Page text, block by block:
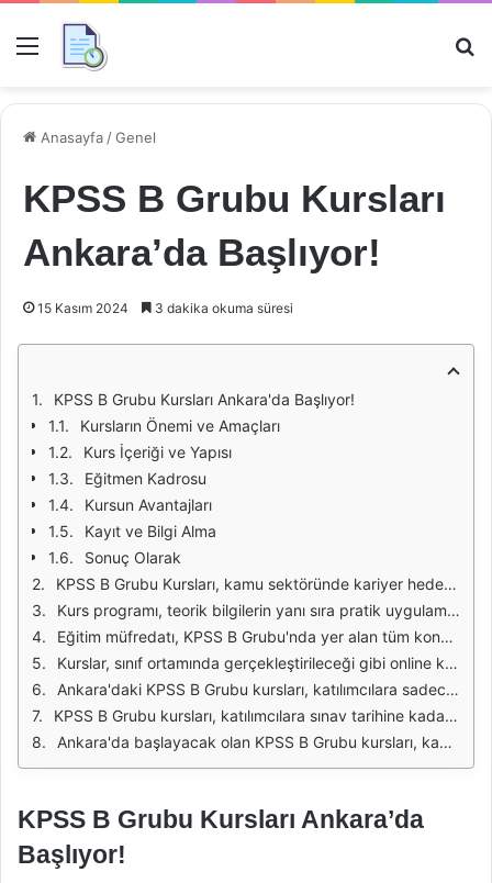
Menü
Anasayfa /Genel
KPSS B Grubu Kursları
Ankara’da Başlıyor!
15 Kasım 2024 3 dakika okuma süresi
KPSS B Grubu Kursları Ankara'da Başlıyor!
Kursların Önemi ve Amaçları
Kurs İçeriği ve Yapısı
Eğitmen Kadrosu
Kursun Avantajları
Kayıt ve Bilgi Alma
Sonuç Olarak
KPSS B Grubu Kursları, kamu sektöründe kariyer hedefleyenler için önemli bir fırsat sunmaktadır. Ankara'da başlayacak olan bu kurslar, katılımcılara kapsamlı bir eğitim programı sunarak, KPSS sınavında başarılı olma şansını artırmayı amaçlıyor. Kurslar, uzman eğitmenler tarafından verilecek olup, katılımcıların sınavın tüm aşamalarına hazırlıklı olmaları sağlanacaktır.
Kurs programı, teorik bilgilerin yanı sıra pratik uygulamalara da odaklanarak, katılımcıların gerçek sınav koşullarına daha iyi adapte olmalarını hedefliyor. Eğitim sürecinde, deneme sınavları ve bireysel geri bildirimlerle katılımcıların eksik oldukları alanlar tespit edilerek, bu alanlarda geliştirmeleri sağlanacaktır. Ankara'daki kurslar, hem yeni başlayanlara hem de daha önce KPSS'ye girmiş ancak başarısını artırmak isteyenler için uygun bir ortam sunacak.
Eğitim müfredatı, KPSS B Grubu'nda yer alan tüm konuları kapsayacak şekilde düzenlenmiştir. Genel yetenek, genel kültür, güncel bilgiler ve alan bilgisi gibi temel derslerin yanı sıra, sınav stratejileri ve zaman yönetimi gibi kritik beceriler de katılımcılara aktarılacaktır. Bu sayede, katılımcılar sadece bilgilerini değil, aynı zamanda sınavda nasıl daha verimli olabileceklerini de öğreneceklerdir.
Kurslar, sınıf ortamında gerçekleştirileceği gibi online katılım imkanı da sunarak, farklı öğrenme stillerine ve zaman kısıtlamalarına uygun hale getirilecektir. Katılımcılar, kendi rahatlıklarına göre yüz yüze eğitim alabilecekleri gibi, uzaktan eğitim ile de derslere katılabilecekler. Bu esneklik, kursa katılımı artırmayı ve daha fazla kişinin bu önemli fırsattan yararlanmasını sağlamayı amaçlıyor.
Ankara'daki KPSS B Grubu kursları, katılımcılara sadece akademik bilgi değil, aynı zamanda motivasyon ve destek de sunmayı hedefliyor. Eğitmenler, katılımcıların moral ve motivasyonlarını yüksek tutmak için çeşitli seminerler ve etkinlikler düzenleyeceklerdir. Bu tür etkinlikler, katılımcıların birbirleriyle etkileşimde bulunmalarını ve deneyimlerini paylaşmalarını teşvik edecektir.
KPSS B Grubu kursları, katılımcılara sınav tarihine kadar sürekli bir destek sağlayarak, her aşamada yanlarında olacaktır. Kurs süresince oluşturulan destek grupları ile katılımcılar, birbirleriyle bilgi alışverişinde bulunabilecek ve motivasyonlarını artırabilecekler. Ayrıca, sınav öncesi yapılan deneme sınavları ile gerçek sınav koşullarında kendilerini test etme fırsatı bulacaklardır.
Ankara'da başlayacak olan KPSS B Grubu kursları, kamu sektöründe kariyer hedefleyenler için büyük bir avantaj sunmaktadır. Hem eğitim kalitesi hem de sunulan destek ile bu kurslar, katılımcıların başarı şansını artıracaktır. KPSS sınavına hazırlanan adayların bu fırsatı değerlendirmeleri, kariyer hedeflerine ulaşmaları açısından önemli bir adım olacaktır.
KPSS B Grubu Kursları Ankara’da
Başlıyor!